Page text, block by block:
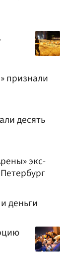
признали
десять
экс-
деньги